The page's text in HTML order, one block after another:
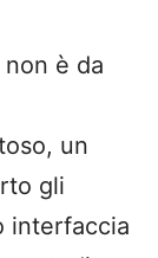
è da
un
gli
interfaccia